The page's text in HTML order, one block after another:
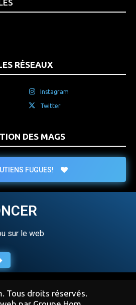
RÉSEAUX
Instagram
Twitter
DES MAGS
FUGUES!
sur le web
Tous droits réservés.